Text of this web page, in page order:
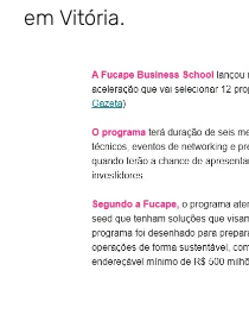
em Vitória.